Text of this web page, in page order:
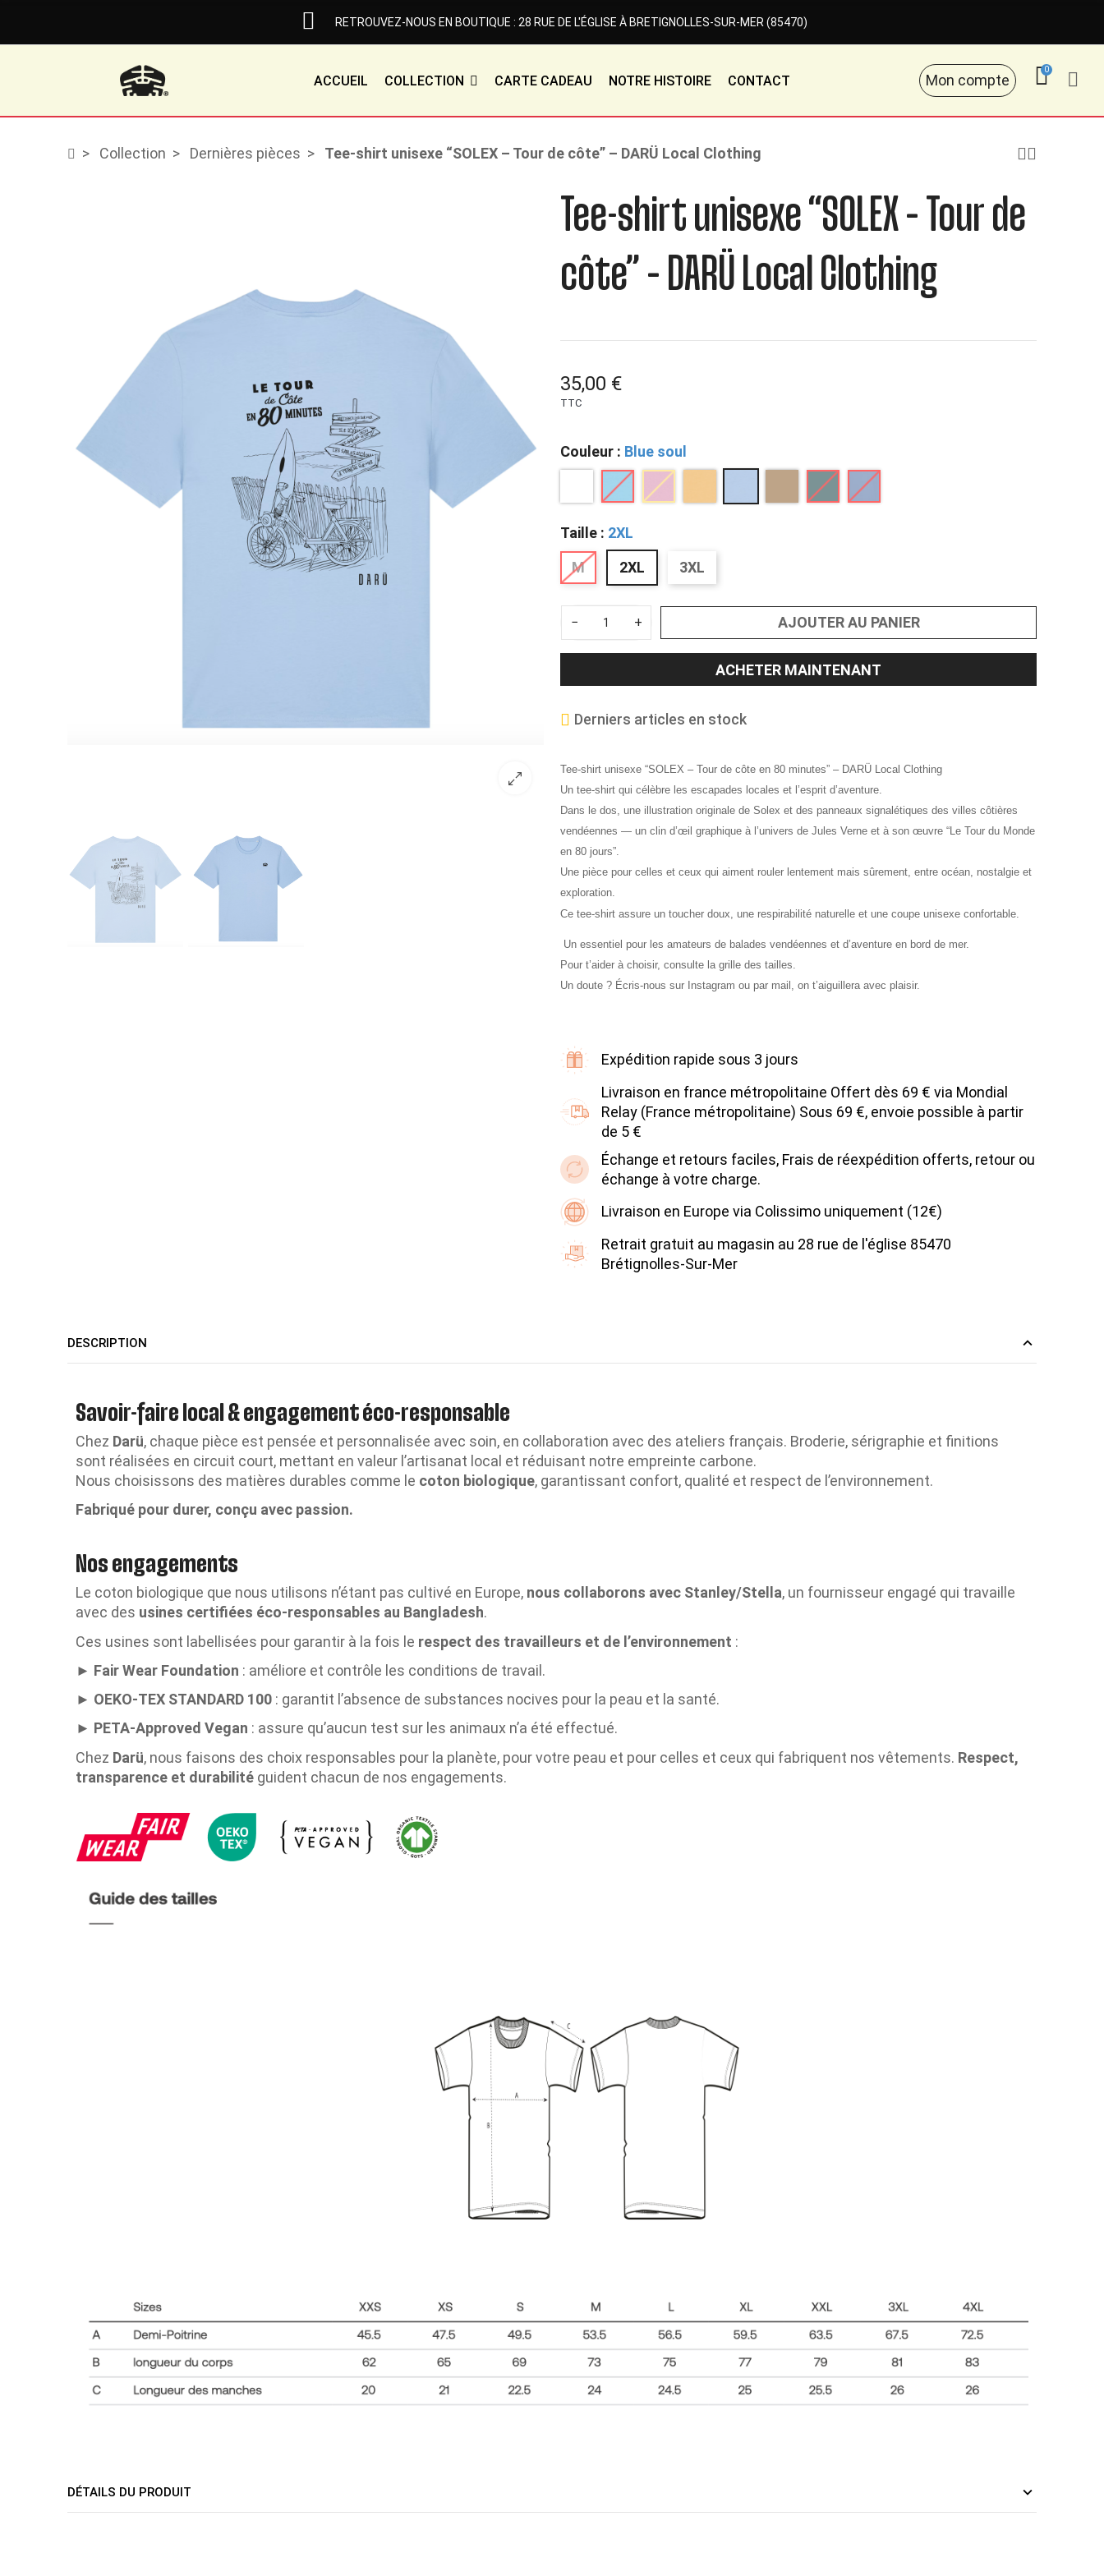
RETROUVEZ-NOUS EN BOUTIQUE : 28 RUE DE L'ÉGLISE À BRETIGNOLLES-SUR-MER (85470)
ACCUEIL COLLECTION CARTE CADEAU NOTRE HISTOIRE CONTACT Mon compte
0
Collection Dernières pièces Tee-shirt unisexe “SOLEX – Tour de côte” – DARÜ Local Clothing
Tee-shirt unisexe “SOLEX – Tour de
côte” – DARÜ Local Clothing
Tee-shirt unisexe “SOLEX – Tour de côte en 80 minutes” – DARÜ Local Clothing
Un tee-shirt qui célèbre les escapades locales et l’esprit d’aventure.
Dans le dos, une illustration originale de Solex et des panneaux signalétiques des villes côtières
vendéennes — un clin d’œil graphique à l’univers de Jules Verne et à son œuvre “Le Tour du Monde
en 80 jours”.
Une pièce pour celles et ceux qui aiment rouler lentement mais sûrement, entre océan, nostalgie et
exploration.
Ce tee-shirt assure un toucher doux, une respirabilité naturelle et une coupe unisexe confortable.
Un essentiel pour les amateurs de balades vendéennes et d’aventure en bord de mer.
Pour t’aider à choisir, consulte la grille des tailles.
Un doute ? Écris-nous sur Instagram ou par mail, on t’aiguillera avec plaisir.
35,00 €
TTC
Couleur : Blue soul
Taille : 2XL
M
2XL 3XL
− + AJOUTER AU PANIER
ACHETER MAINTENANT
Derniers articles en stock
Expédition rapide sous 3 jours
Livraison en france métropolitaine Offert dès 69 € via Mondial
Relay (France métropolitaine) Sous 69 €, envoie possible à partir
de 5 €
Échange et retours faciles, Frais de réexpédition offerts, retour ou
échange à votre charge.
Livraison en Europe via Colissimo uniquement (12€)
Retrait gratuit au magasin au 28 rue de l'église 85470
Brétignolles-Sur-Mer
DESCRIPTION
Savoir-faire local & engagement éco-responsable
Chez Darü, chaque pièce est pensée et personnalisée avec soin, en collaboration avec des ateliers français. Broderie, sérigraphie et finitions
sont réalisées en circuit court, mettant en valeur l’artisanat local et réduisant notre empreinte carbone.
Nous choisissons des matières durables comme le coton biologique, garantissant confort, qualité et respect de l’environnement.
Fabriqué pour durer, conçu avec passion.
Nos engagements
Le coton biologique que nous utilisons n’étant pas cultivé en Europe, nous collaborons avec Stanley/Stella, un fournisseur engagé qui travaille
avec des usines certifiées éco-responsables au Bangladesh.
Ces usines sont labellisées pour garantir à la fois le respect des travailleurs et de l’environnement :
► Fair Wear Foundation : améliore et contrôle les conditions de travail.
► OEKO-TEX STANDARD 100 : garantit l’absence de substances nocives pour la peau et la santé.
► PETA-Approved Vegan : assure qu’aucun test sur les animaux n’a été effectué.
Chez Darü, nous faisons des choix responsables pour la planète, pour votre peau et pour celles et ceux qui fabriquent nos vêtements. Respect,
transparence et durabilité guident chacun de nos engagements.
DÉTAILS DU PRODUIT